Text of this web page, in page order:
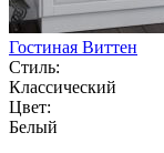
Гостиная Виттен
Стиль:
Классический
Цвет:
Белый